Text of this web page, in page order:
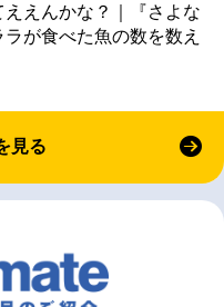
ええんかな？｜『さよな
が食べた魚の数を数え
見る